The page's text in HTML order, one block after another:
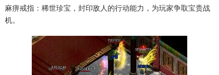
麻痹戒指：稀世珍宝，封印敌人的行动能力，为玩家争取宝贵战
机。